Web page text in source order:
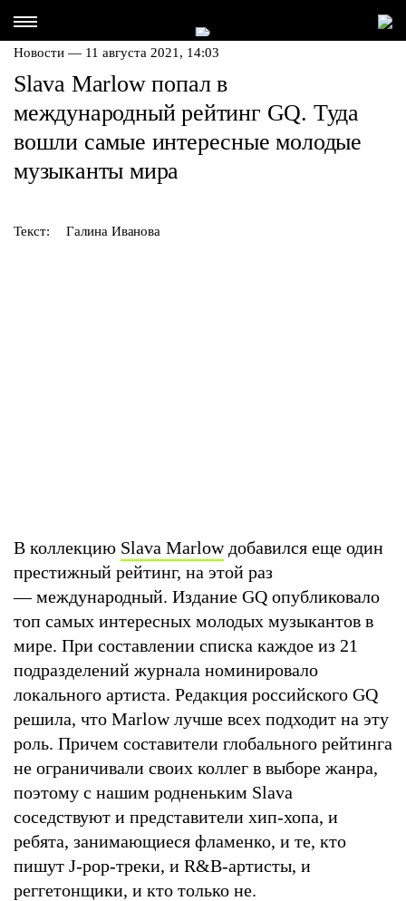
Новости — 11 августа 2021, 14:03
Slava Marlow попал в
международный рейтинг GQ. Туда
вошли самые интересные молодые
музыканты мира
Текст: Галина Иванова
В коллекцию Slava Marlowдобавился еще один
престижный рейтинг, на этой раз
— международный. Издание GQ опубликовало
топ самых интересных молодых музыкантов в
мире. При составлении списка каждое из 21
подразделений журнала номинировало
локального артиста. Редакция российского GQ
решила, что Marlow лучше всех подходит на эту
роль. Причем составители глобального рейтинга
не ограничивали своих коллег в выборе жанра,
поэтому с нашим родненьким Slava
соседствуют и представители хип-хопа, и
ребята, занимающиеся фламенко, и те, кто
пишут J-pop-треки, и R&B-артисты, и
реггетонщики, и кто только не.